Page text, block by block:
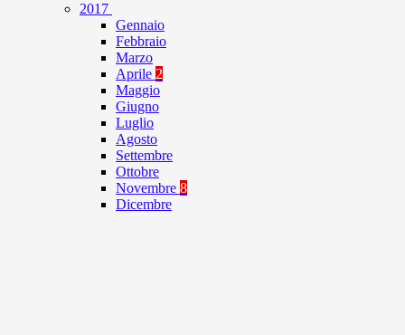
2017
Gennaio
Febbraio
Marzo
Aprile 2
Maggio
Giugno
Luglio
Agosto
Settembre
Ottobre
Novembre 8
Dicembre